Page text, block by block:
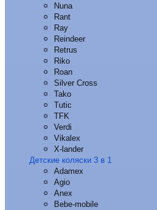
Nuna
Rant
Ray
Reindeer
Retrus
Riko
Roan
Silver Cross
Tako
Tutic
TFK
Verdi
Vikalex
X-lander
Детские коляски 3 в 1
Adamex
Agio
Anex
Bebe-mobile